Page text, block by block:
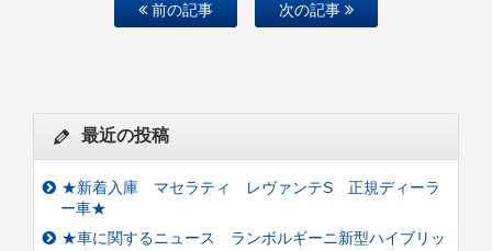
前の記事 次の記事
最近の投稿
★新着入庫 マセラティ レヴァンテS 正規ディーラ
ー車★
★車に関するニュース ランボルギーニ新型ハイブリッ